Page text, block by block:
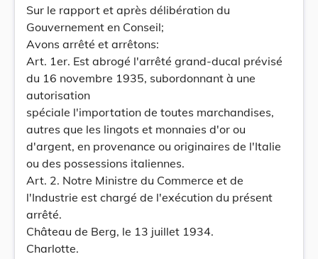
Sur le rapport et après délibération du
Gouvernement en Conseil;
Avons arrêté et arrêtons:
Art. 1er. Est abrogé l'arrêté grand-ducal prévisé
du 16 novembre 1935, subordonnant à une
autorisation
spéciale l'importation de toutes marchandises,
autres que les lingots et monnaies d'or ou
d'argent, en provenance ou originaires de l'Italie
ou des possessions italiennes.
Art. 2. Notre Ministre du Commerce et de
l'Industrie est chargé de l'exécution du présent
arrêté.
Château de Berg, le 13 juillet 1934.
Charlotte.